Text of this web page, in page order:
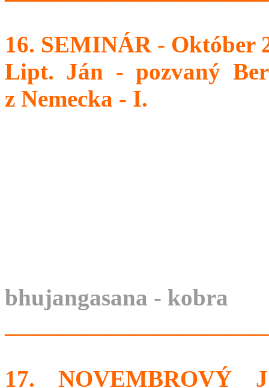
16. SEMINÁR - Október
Lipt. Ján - pozvaný
z Nemecka - I.
bhujangasana - kobra
17. NOVEMBROVÝ